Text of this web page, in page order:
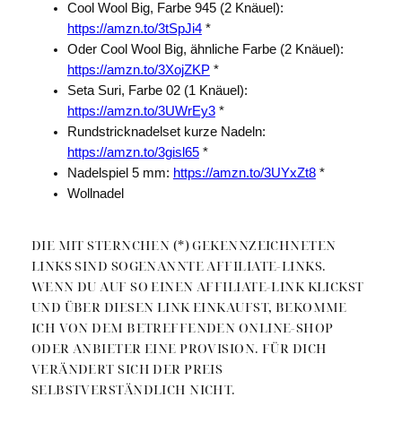
Cool Wool Big, Farbe 945 (2 Knäuel):
https://amzn.to/3tSpJi4*
Oder Cool Wool Big, ähnliche Farbe (2 Knäuel):
https://amzn.to/3XojZKP*
Seta Suri, Farbe 02 (1 Knäuel):
https://amzn.to/3UWrEy3*
Rundstricknadelset kurze Nadeln:
https://amzn.to/3gisl65*
Nadelspiel 5 mm: https://amzn.to/3UYxZt8*
Wollnadel
DIE MIT STERNCHEN (*) GEKENNZEICHNETEN
LINKS SIND SOGENANNTE AFFILIATE-LINKS.
WENN DU AUF SO EINEN AFFILIATE-LINK KLICKST
UND ÜBER DIESEN LINK EINKAUFST, BEKOMME
ICH VON DEM BETREFFENDEN ONLINE-SHOP
ODER ANBIETER EINE PROVISION. FÜR DICH
VERÄNDERT SICH DER PREIS
SELBSTVERSTÄNDLICH NICHT.